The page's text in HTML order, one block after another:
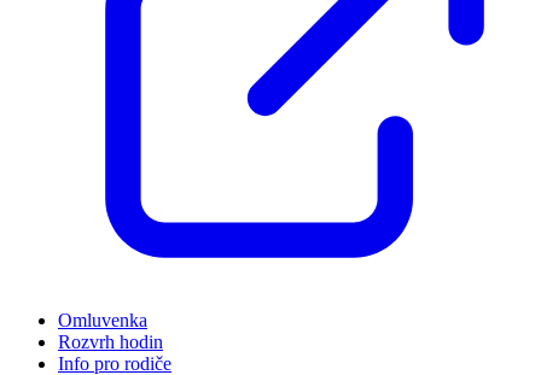
Omluvenka
Rozvrh hodin
Info pro rodiče